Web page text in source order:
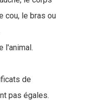
cou, le bras ou
l'animal.
de
pas égales.